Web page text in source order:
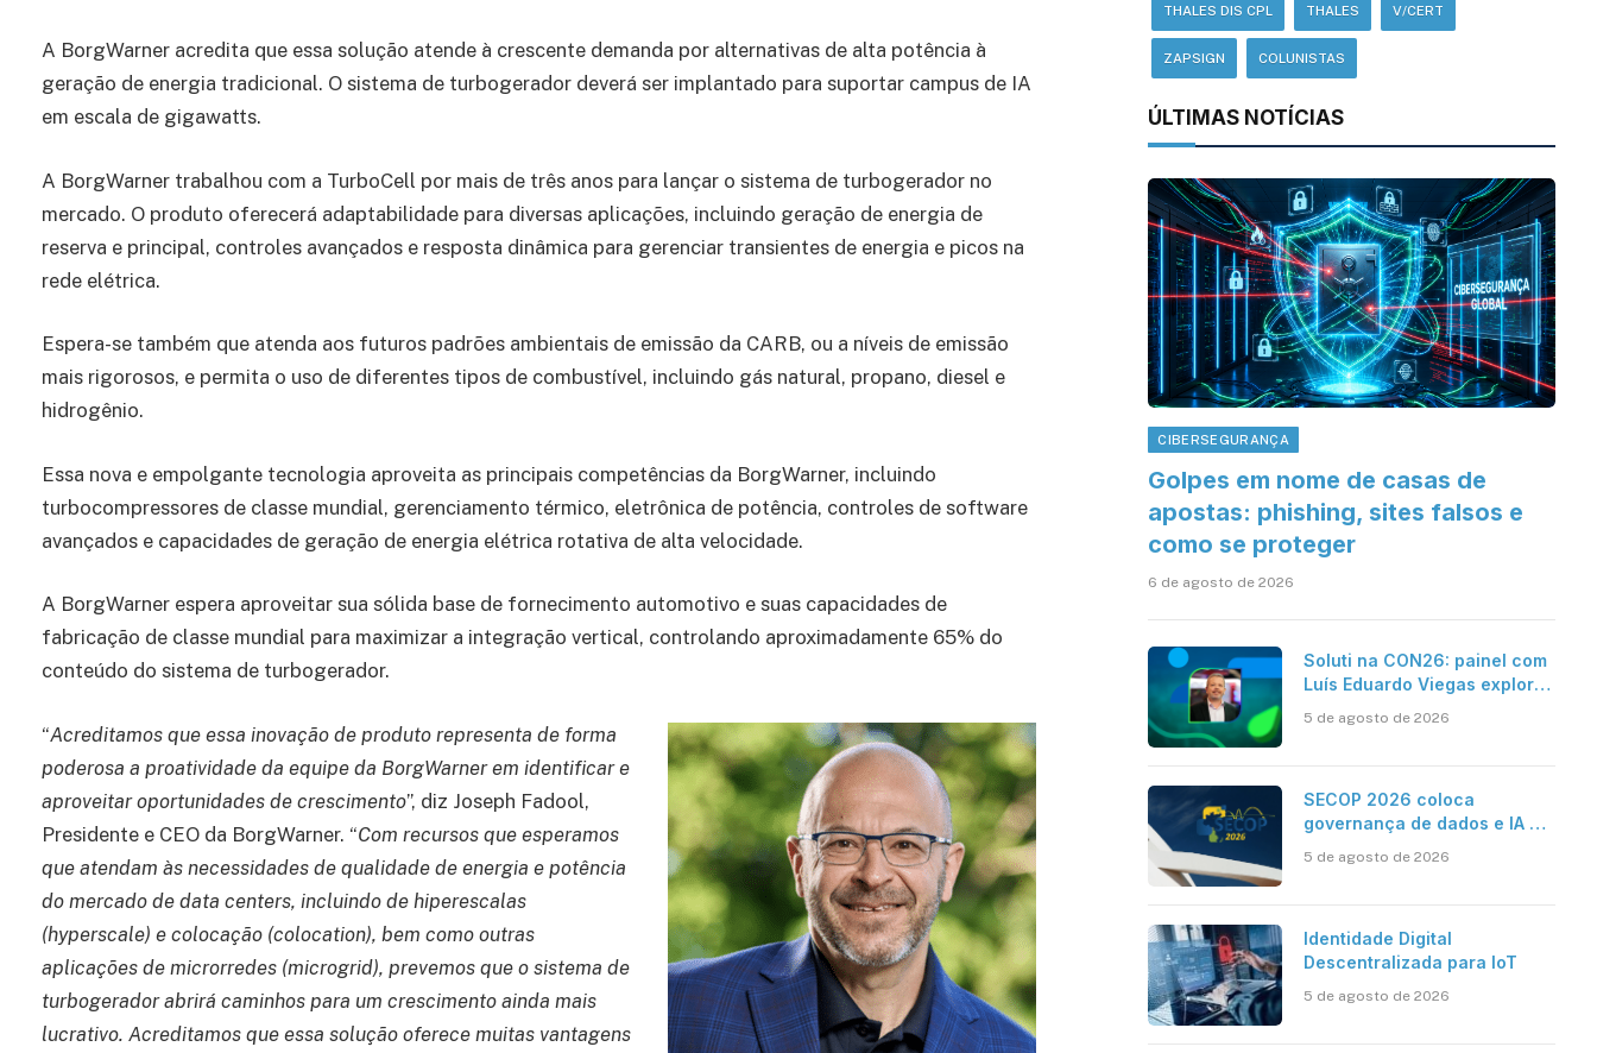
A BorgWarner acredita que essa solução atende à crescente demanda por alternativas de alta potência à
geração de energia tradicional. O sistema de turbogerador deverá ser implantado para suportar campus de IA
em escala de gigawatts.
A BorgWarner trabalhou com a TurboCell por mais de três anos para lançar o sistema de turbogerador no
mercado. O produto oferecerá adaptabilidade para diversas aplicações, incluindo geração de energia de
reserva e principal, controles avançados e resposta dinâmica para gerenciar transientes de energia e picos na
rede elétrica.
Espera-se também que atenda aos futuros padrões ambientais de emissão da CARB, ou a níveis de emissão
mais rigorosos, e permita o uso de diferentes tipos de combustível, incluindo gás natural, propano, diesel e
hidrogênio.
Essa nova e empolgante tecnologia aproveita as principais competências da BorgWarner, incluindo
turbocompressores de classe mundial, gerenciamento térmico, eletrônica de potência, controles de software
avançados e capacidades de geração de energia elétrica rotativa de alta velocidade.
A BorgWarner espera aproveitar sua sólida base de fornecimento automotivo e suas capacidades de
fabricação de classe mundial para maximizar a integração vertical, controlando aproximadamente 65% do
conteúdo do sistema de turbogerador.
“Acreditamos que essa inovação de produto representa de forma
poderosa a proatividade da equipe da BorgWarner em identificar e
aproveitar oportunidades de crescimento”, diz Joseph Fadool,
Presidente e CEO da BorgWarner. “Com recursos que esperamos
que atendam às necessidades de qualidade de energia e potência
do mercado de data centers, incluindo de hiperescalas
(hyperscale) e colocação (colocation), bem como outras
aplicações de microrredes (microgrid), prevemos que o sistema de
turbogerador abrirá caminhos para um crescimento ainda mais
lucrativo. Acreditamos que essa solução oferece muitas vantagens
THALES DIS CPL THALES V/CERT
ZAPSIGN COLUNISTAS
ÚLTIMAS NOTÍCIAS
CIBERSEGURANÇA
Golpes em nome de casas de
apostas: phishing, sites falsos e
como se proteger
6 de agosto de 2026
Soluti na CON26: painel com
Luís Eduardo Viegas explora
eficiência da Contabilidade
5 de agosto de 2026
SECOP 2026 coloca
governança de dados e IA no
5 de agosto de 2026
Identidade Digital
Descentralizada para IoT
5 de agosto de 2026